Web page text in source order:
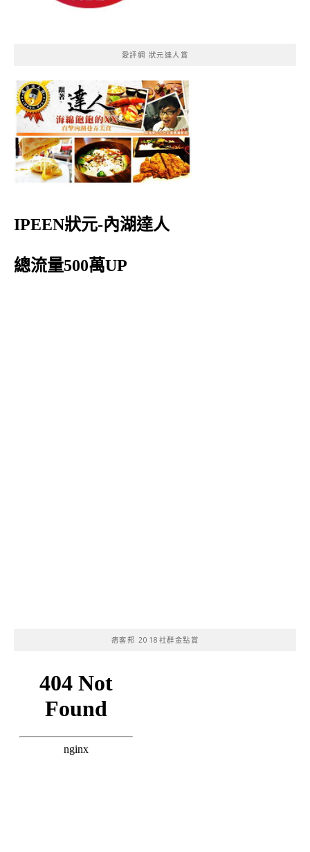
愛評網 狀元達人賞
IPEEN狀元-內湖達人
總流量500萬UP
痞客邦 2018社群金點賞